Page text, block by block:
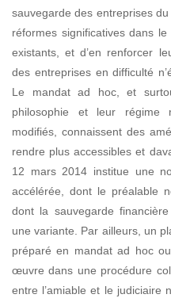
sauvegarde des entreprises
réformes significatives dans
existants, et d’en renforcer
des entreprises en difficulté
Le mandat ad hoc, et
philosophie et leur régime
modifiés, connaissent des
rendre plus accessibles et
12 mars 2014 institue une
accélérée, dont le préalable
dont la sauvegarde
une variante. Par ailleurs, un
préparé en mandat ad hoc
œuvre dans une procédure
entre l’amiable et le judiciaire